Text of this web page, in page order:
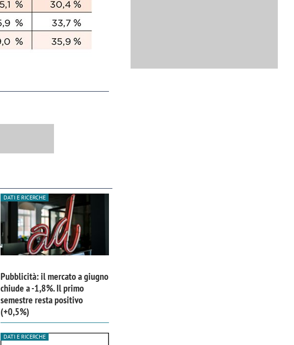
DATI E RICERCHE
Pubblicità: il mercato a giugno
chiude a -1,8%. Il primo
semestre resta positivo
(+0,5%)
DATI E RICERCHE